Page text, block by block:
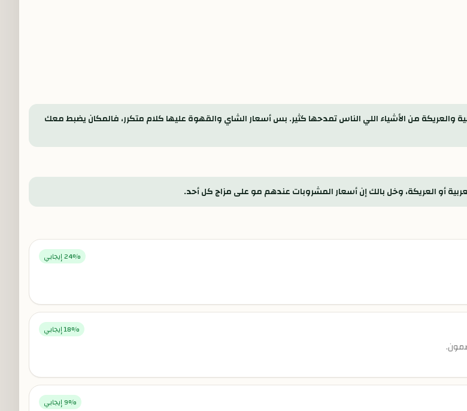
والعريكة من الأشياء اللي الناس تمدحها كثير. بس أسعار الشاي والقهوة عليها كلام متكرر، فالمكان يضبط معك
أو العريكة، وخل بالك إن أسعار المشروبات عندهم مو على مزاج كل أحد.
24% إيجابي
18% إيجابي
9% إيجابي